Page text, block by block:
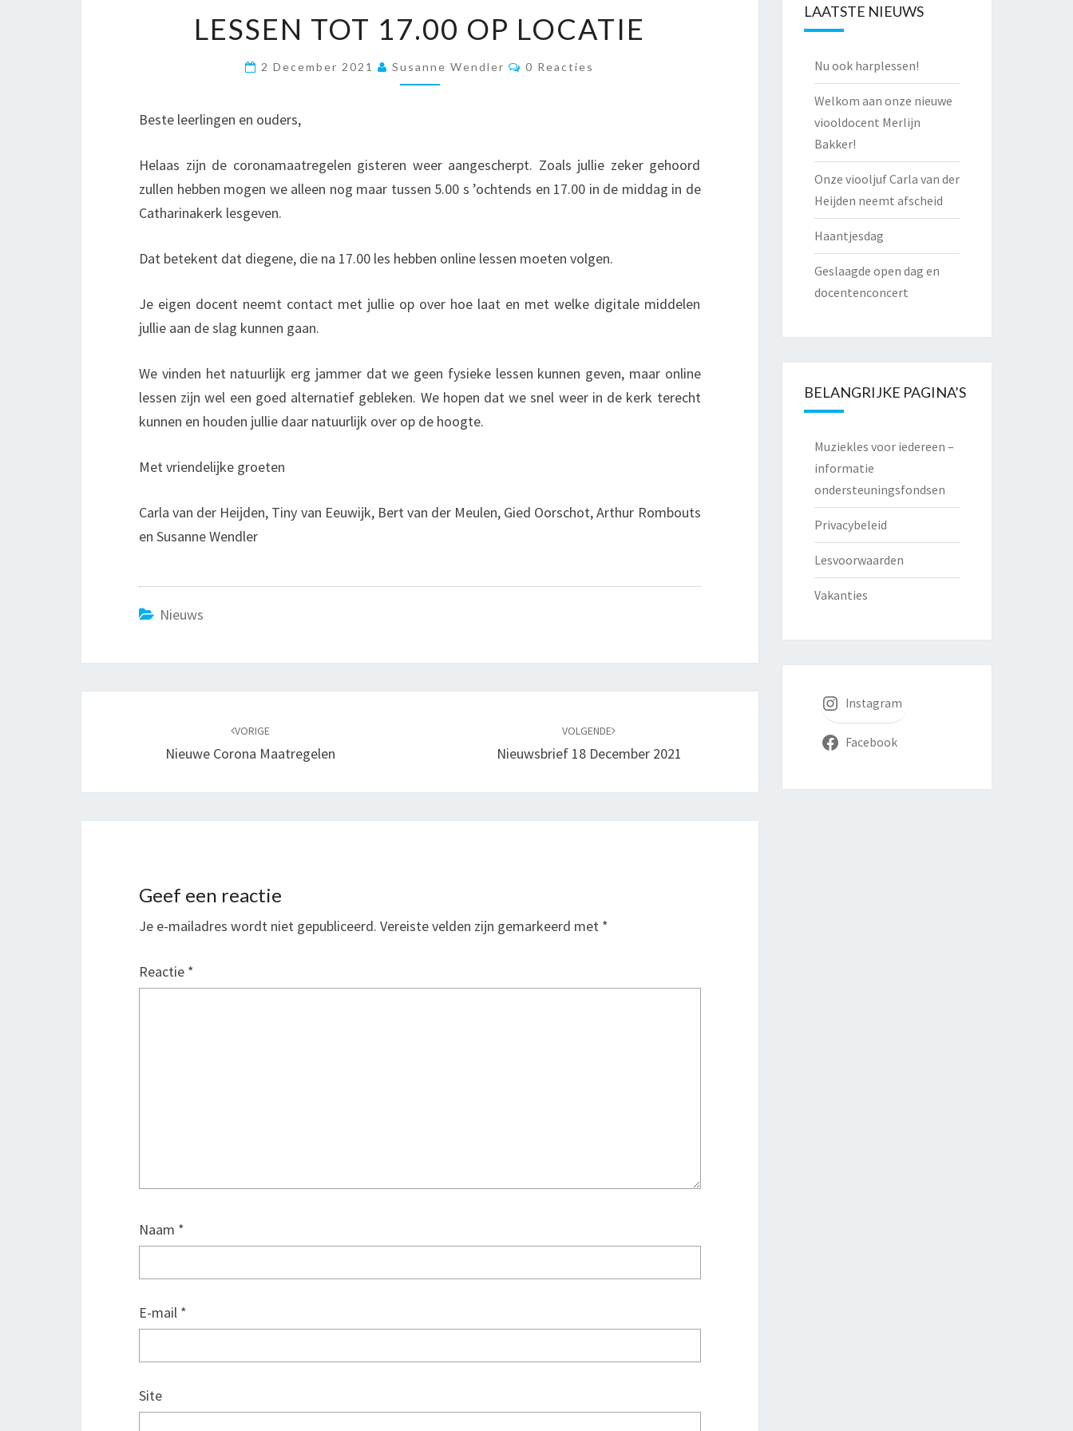
TOT
LESSEN TOT 17.00 OP LOCATIE
2 December 2021 Susanne Wendler Reacties
0 Reacties
Beste leerlingen en ouders,
Helaas zijn de coronamaatregelen gisteren weer aangescherpt. Zoals jullie zeker gehoord
zullen hebben mogen we alleen nog maar tussen 5.00 s ’ochtends en 17.00 in de middag in de
Catharinakerk lesgeven.
Dat betekent dat diegene, die na 17.00 les hebben online lessen moeten volgen.
Je eigen docent neemt contact met jullie op over hoe laat en met welke digitale middelen
jullie aan de slag kunnen gaan.
We vinden het natuurlijk erg jammer dat we geen fysieke lessen kunnen geven, maar online
lessen zijn wel een goed alternatief gebleken. We hopen dat we snel weer in de kerk terecht
kunnen en houden jullie daar natuurlijk over op de hoogte.
Met vriendelijke groeten
Carla van der Heijden, Tiny van Eeuwijk, Bert van der Meulen, Gied Oorschot, Arthur Rombouts
en Susanne Wendler
Nieuws
VORIGE
Nieuwe Corona Maatregelen
VOLGENDE
Nieuwsbrief 18 December 2021
Geef een reactie
Je e-mailadres wordt niet gepubliceerd. Vereiste velden zijn gemarkeerd met *
Reactie *
Naam *
E-mail *
Site
LAATSTE NIEUWS
Nu ook harplessen!
Welkom aan onze nieuwe
viooldocent Merlijn
Bakker!
Onze viooljuf Carla van der
Heijden neemt afscheid
Haantjesdag
Geslaagde open dag en
docentenconcert
BELANGRIJKE PAGINA’S
Muziekles voor iedereen –
informatie
ondersteuningsfondsen
Privacybeleid
Lesvoorwaarden
Vakanties
Instagram
Facebook